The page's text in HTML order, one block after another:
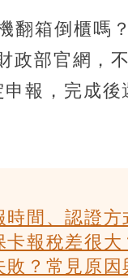
翻箱倒櫃嗎
政部官網，
報，完成
間、認證方
報稅差很
？常見原因